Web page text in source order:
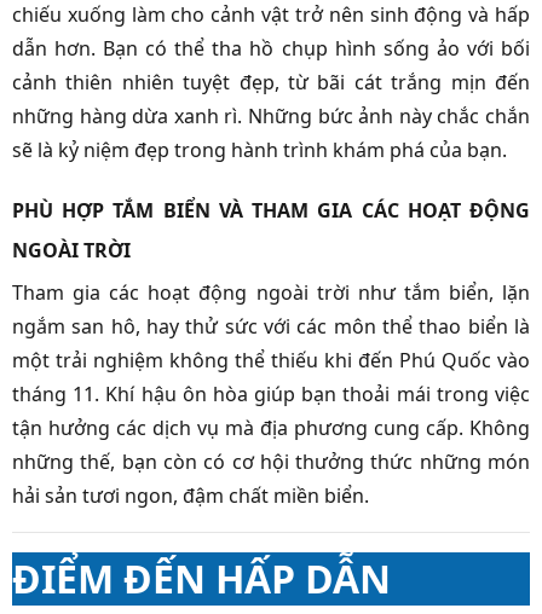
chiếu xuống làm cho cảnh vật trở nên sinh động và hấp
dẫn hơn. Bạn có thể tha hồ chụp hình sống ảo với bối
cảnh thiên nhiên tuyệt đẹp, từ bãi cát trắng mịn đến
những hàng dừa xanh rì. Những bức ảnh này chắc chắn
sẽ là kỷ niệm đẹp trong hành trình khám phá của bạn.
PHÙ HỢP TẮM BIỂN VÀ THAM GIA CÁC HOẠT ĐỘNG
NGOÀI TRỜI
Tham gia các hoạt động ngoài trời như tắm biển, lặn
ngắm san hô, hay thử sức với các môn thể thao biển là
một trải nghiệm không thể thiếu khi đến Phú Quốc vào
tháng 11. Khí hậu ôn hòa giúp bạn thoải mái trong việc
tận hưởng các dịch vụ mà địa phương cung cấp. Không
những thế, bạn còn có cơ hội thưởng thức những món
hải sản tươi ngon, đậm chất miền biển.
ĐIỂM ĐẾN HẤP DẪN